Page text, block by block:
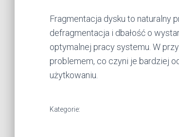
Fragmentacja dysku to naturalny
defragmentacja i dbałość o
optymalnej pracy systemu. W
problemem, co czyni je bardziej
użytkowaniu.
Kategorie: